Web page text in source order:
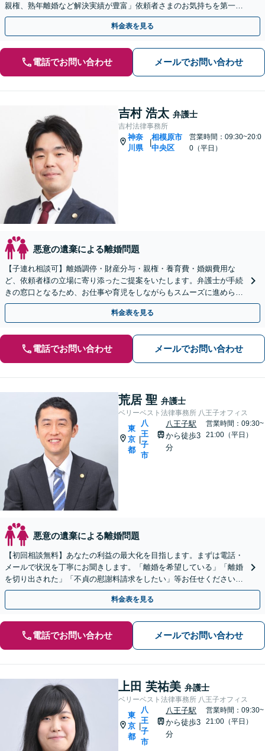
親権、熟年離婚など解決実績が豊富」依頼者さまのお気持ちを第一に
考えた対応を心がけます【休日・夜間相談可】
料金表を見る
電話でお問い合わせ メールでお問い合わせ
吉村 浩太 弁護士
吉村法律事務所
神奈
川県
相模原市
中央区
営業時間：09:30~20:0
0（平日）
悪意の遺棄による離婚問題
【子連れ相談可】離婚調停・財産分与・親権・養育費・婚姻費用な
ど、依頼者様の立場に寄り添ったご提案をいたします。弁護士が手続
きの窓口となるため、お仕事や育児をしながらもスムーズに進められ
ます。【相模原駅徒歩12分】【秘密厳守】
料金表を見る
電話でお問い合わせ メールでお問い合わせ
荒居 聖 弁護士
ベリーベスト法律事務所 八王子オフィス
東
京
都
|
八
王
子
市
八王子駅
から徒歩3
分
営業時間：09:30~
21:00（平日）
悪意の遺棄による離婚問題
【初回相談無料】あなたの利益の最大化を目指します。まずは電話・
メールで状況を丁寧にお聞きします。「離婚を希望している」「離婚
を切り出された」「不貞の慰謝料請求をしたい」等お任せください。
【リーズナブルな料金設定】
料金表を見る
電話でお問い合わせ メールでお問い合わせ
上田 芙祐美 弁護士
ベリーベスト法律事務所 八王子オフィス
東
京
都
|
八
王
子
市
八王子駅
から徒歩3
分
営業時間：09:30~
21:00（平日）